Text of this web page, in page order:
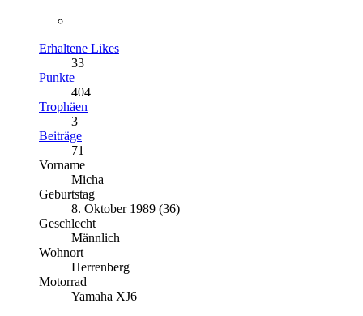
Erhaltene Likes
33
Punkte
404
Trophäen
3
Beiträge
71
Vorname
Micha
Geburtstag
8. Oktober 1989 (36)
Geschlecht
Männlich
Wohnort
Herrenberg
Motorrad
Yamaha XJ6